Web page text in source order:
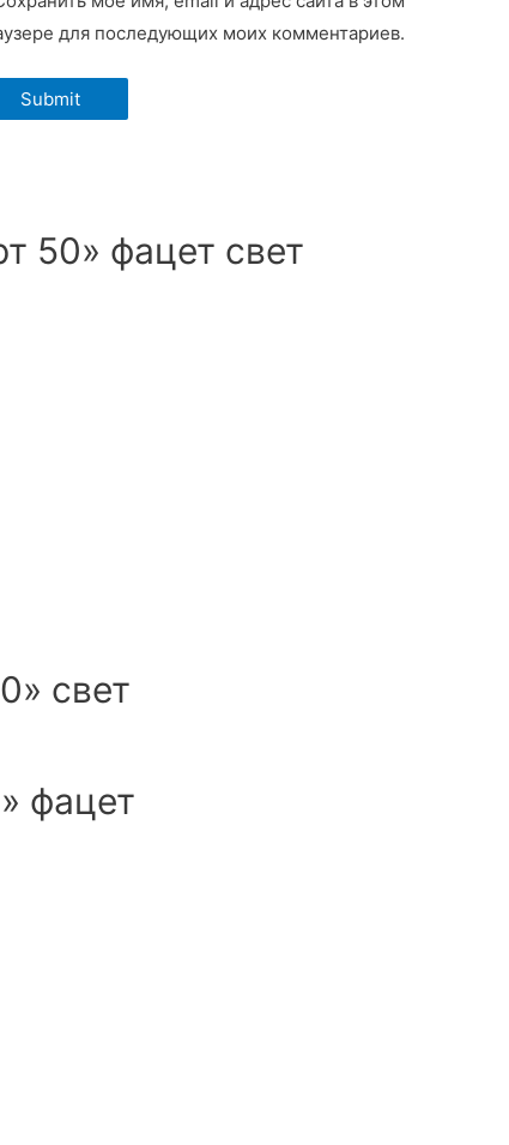
для последующих моих комментариев.
50» фацет свет
свет
фацет